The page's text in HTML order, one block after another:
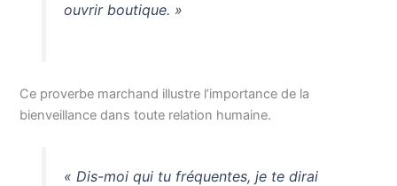
ouvrir boutique. »
Ce proverbe marchand illustre l’importance de la
bienveillance dans toute relation humaine.
« Dis-moi qui tu fréquentes, je te dirai